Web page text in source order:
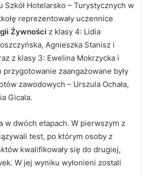
Szkół Hotelarsko – Turystycznych w
reprezentowały uczennice
Żywności z klasy 4: Lidia
Agnieszka Stanisz i
z klasy 3: Ewelina Mokrzycka i
przygotowanie zaangażowane były
zawodowych – Urszula Ochała,
Gicala.
w dwóch etapach. W pierwszym z
test, po którym osoby z
kwalifikowały się do drugiej,
W jej wyniku wyłonieni zostali